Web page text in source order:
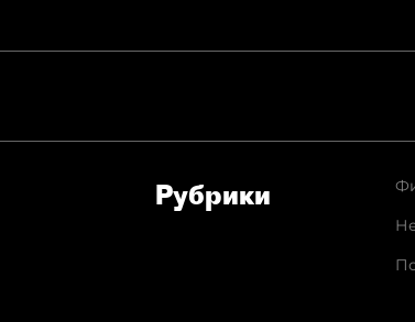
Рубрики